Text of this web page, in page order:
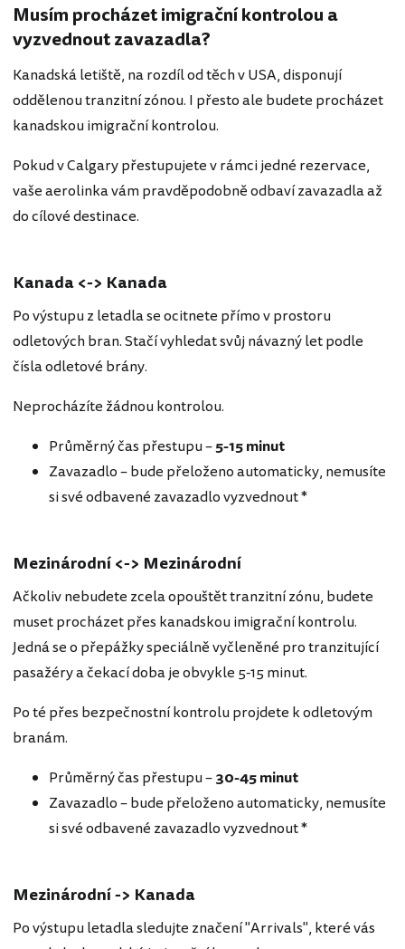
Musím procházet imigrační kontrolou a
vyzvednout zavazadla?
Kanadská letiště, na rozdíl od těch v USA, disponují
oddělenou tranzitní zónou. I přesto ale budete procházet
kanadskou imigrační kontrolou.
Pokud v Calgary přestupujete v rámci jedné rezervace,
vaše aerolinka vám pravděpodobně odbaví zavazadla až
do cílové destinace.
Kanada <-> Kanada
Po výstupu z letadla se ocitnete přímo v prostoru
odletových bran. Stačí vyhledat svůj návazný let podle
čísla odletové brány.
Neprocházíte žádnou kontrolou.
Průměrný čas přestupu –5-15minut
Zavazadlo – bude přeloženo automaticky, nemusíte
si své odbavené zavazadlo vyzvednout *
Mezinárodní <-> Mezinárodní
Ačkoliv nebudete zcela opouštět tranzitní zónu, budete
muset procházet přes kanadskou imigrační kontrolu.
Jedná se o přepážky speciálně vyčleněné pro tranzitující
pasažéry a čekací doba je obvykle 5-15 minut.
Po té přes bezpečnostní kontrolu projdete k odletovým
branám.
Průměrný čas přestupu –30-45 minut
Zavazadlo – bude přeloženo automaticky, nemusíte
si své odbavené zavazadlo vyzvednout *
Mezinárodní -> Kanada
Po výstupu letadla sledujte značení "Arrivals", které vás